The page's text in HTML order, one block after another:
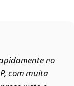
no
com muita